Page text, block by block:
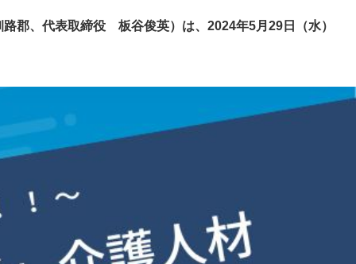
郡、代表取締役 板谷俊英）は、2024年5月29日（水）